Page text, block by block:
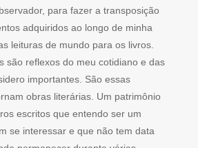
para fazer a transposição
adquiridos ao longo de minha
leituras de mundo para os livros.
são reflexos do meu cotidiano e das
importantes. São essas
obras literárias. Um patrimônio
escritos que entendo ser um
se interessar e que não tem data